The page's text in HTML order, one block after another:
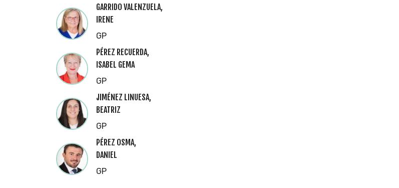
GARRIDO VALENZUELA,
IRENE
GP
PÉREZ RECUERDA,
ISABEL GEMA
GP
JIMÉNEZ LINUESA,
BEATRIZ
GP
PÉREZ OSMA,
DANIEL
GP